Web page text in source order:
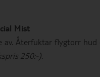
Mist
av. Återfuktar flygtorr
250:-).